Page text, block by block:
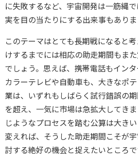
に失敗するなど、宇宙開発は一筋縄
実を目の当たりにする出来事もありま
このテーマはとても長期戦になると
けするまでには相応の助走期間もま
でしょう。思えば、携帯電話もイン
カラーテレビや自動車も、大きなポ
業は、いずれもしばらく試行錯誤の
を超え、一気に市場は急拡大してき
じようなプロセスを踏む公算は大き
変えれば、そうした助走期間こそが
討する絶好の機会と捉えたいところで